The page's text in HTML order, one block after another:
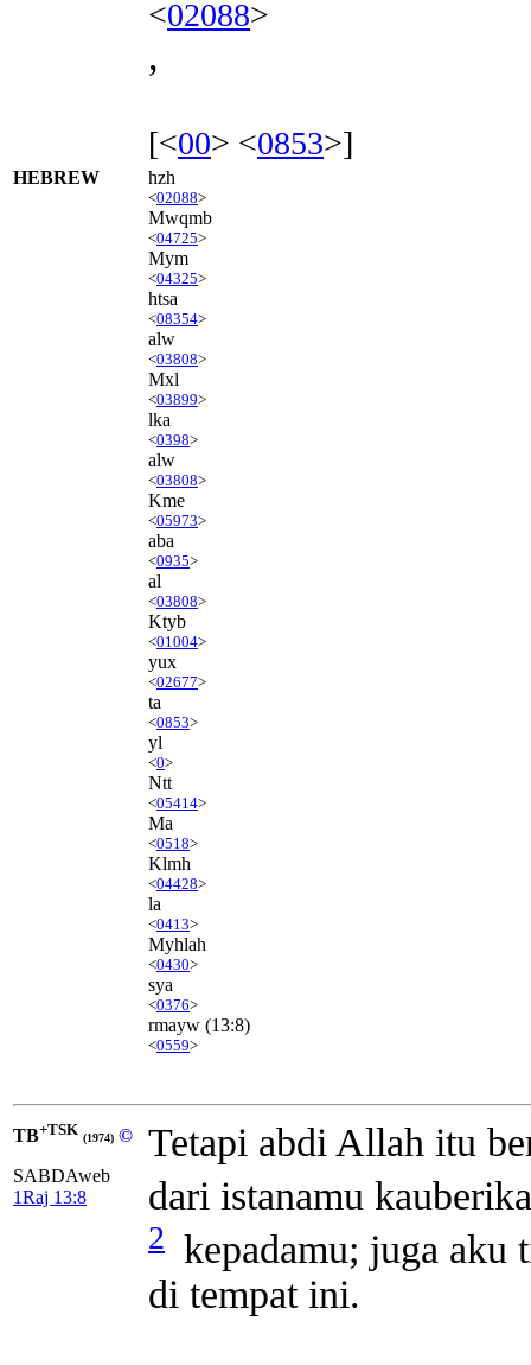
<02088>
,
[<00> <0853>]
HEBREW hzh
<02088>
Mwqmb
<04725>
Mym
<04325>
htsa
<08354>
alw
<03808>
Mxl
<03899>
lka
<0398>
alw
<03808>
Kme
<05973>
aba
<0935>
al
<03808>
Ktyb
<01004>
yux
<02677>
ta
<0853>
yl
<0>
Ntt
<05414>
Ma
<0518>
Klmh
<04428>
la
<0413>
Myhlah
<0430>
sya
<0376>
rmayw (13:8)
<0559>
TB+TSK (1974) ©
SABDAweb
1Raj 13:8
Tetapi abdi Allah itu
dari istanamu
2 kepadamu; juga aku
di tempat ini.